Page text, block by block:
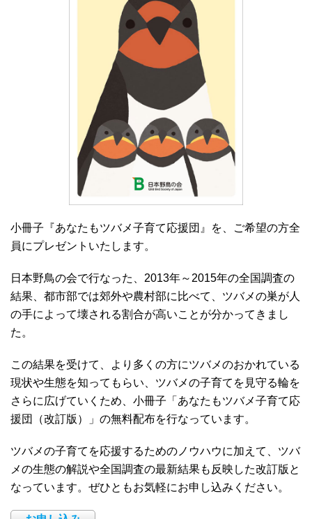
小冊子『あなたもツバメ子育て応援団』を、ご希望の方全
員にプレゼントいたします。
日本野鳥の会で行なった、2013年～2015年の全国調査の
結果、都市部では郊外や農村部に比べて、ツバメの巣が人
の手によって壊される割合が高いことが分かってきまし
た。
この結果を受けて、より多くの方にツバメのおかれている
現状や生態を知ってもらい、ツバメの子育てを見守る輪を
さらに広げていくため、小冊子「あなたもツバメ子育て応
援団（改訂版）」の無料配布を行なっています。
ツバメの子育てを応援するためのノウハウに加えて、ツバ
メの生態の解説や全国調査の最新結果も反映した改訂版と
なっています。ぜひともお気軽にお申し込みください。